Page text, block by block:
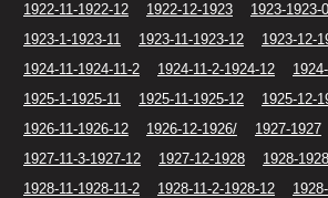
1922-11-1922-12
1922-12-1923 1923-1923-
1923-1-1923-11
1923-11-1923-12 1923-12-
1924-11-1924-11-2
1924-11-2-1924-12
1925-1-1925-11
1925-11-1925-12 1925-12-
1926-11-1926-12
1926-12-1926/ 1927-1927
1927-11-3-1927-12
1927-12-1928 1928-
1928-11-1928-11-2
1928-11-2-1928-12